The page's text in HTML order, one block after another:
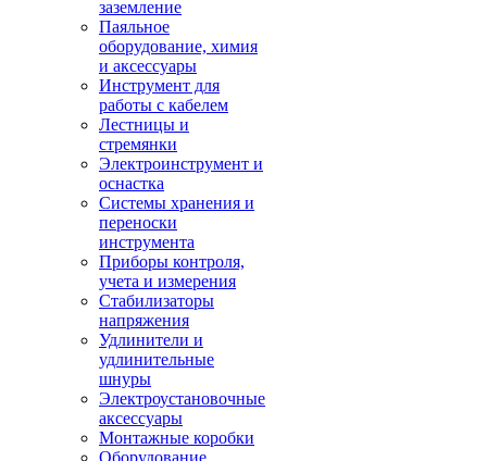
заземление
Паяльное
оборудование, химия
и аксессуары
Инструмент для
работы с кабелем
Лестницы и
стремянки
Электроинструмент и
оснастка
Системы хранения и
переноски
инструмента
Приборы контроля,
учета и измерения
Стабилизаторы
напряжения
Удлинители и
удлинительные
шнуры
Электроустановочные
аксессуары
Монтажные коробки
Оборудование